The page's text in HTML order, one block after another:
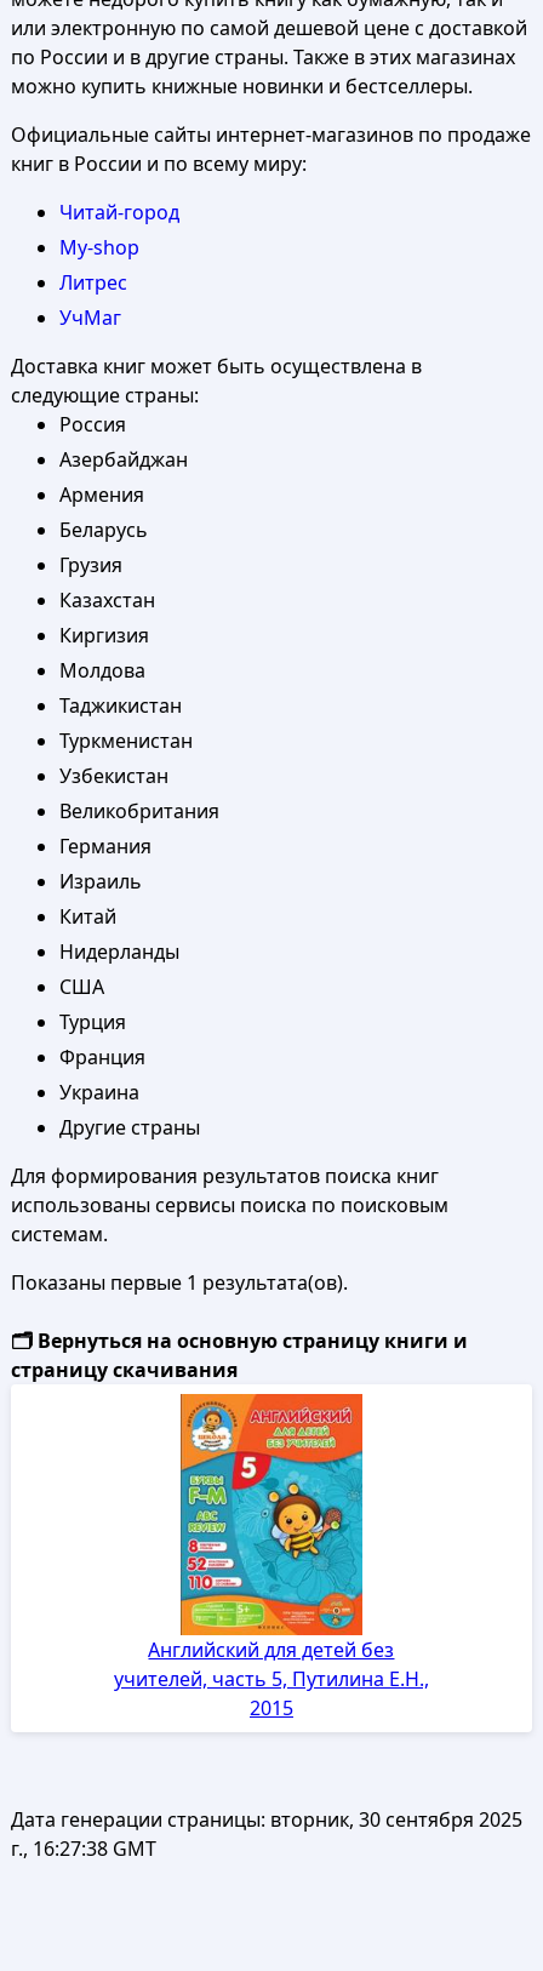
или электронную по самой дешевой цене с доставкой
по России и в другие страны. Также в этих магазинах
можно купить книжные новинки и бестселлеры.
Официальные сайты интернет-магазинов по продаже
книг в России и по всему миру:
Читай-город
My-shop
Литрес
УчМаг
Доставка книг может быть осуществлена в
следующие страны:
Россия
Азербайджан
Армения
Беларусь
Грузия
Казахстан
Киргизия
Молдова
Таджикистан
Туркменистан
Узбекистан
Великобритания
Германия
Израиль
Китай
Нидерланды
США
Турция
Франция
Украина
Другие страны
Для формирования результатов поиска книг
использованы сервисы поиска по поисковым
системам.
Показаны первые 1 результата(ов).
🗂️ Вернуться на основную страницу книги и
страницу скачивания
Английский для детей без
учителей, часть 5, Путилина Е.Н.,
2015
Дата генерации страницы: вторник, 30 сентября 2025
г., 16:27:38 GMT